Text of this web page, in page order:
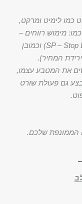
כמו לימיט ומרקט,
מימוש רווחים –
(TP – Take Profit) ועצירת הפסד (SP – Stop Loss) וכמובן
המחיר).
את המטבע עצמו,
גם פעולת שורט
הממונפת שלכם.